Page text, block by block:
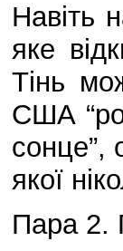
Навіть
яке
Тінь
США
сонце”,
якої
Пара 2.